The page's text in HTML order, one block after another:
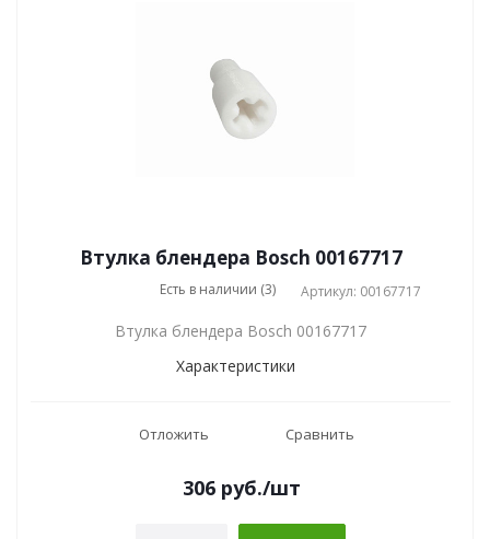
Втулка блендера Bosch 00167717
Есть в наличии (3) Артикул: 00167717
Втулка блендера Bosch 00167717
Характеристики
Отложить Сравнить
306руб./шт